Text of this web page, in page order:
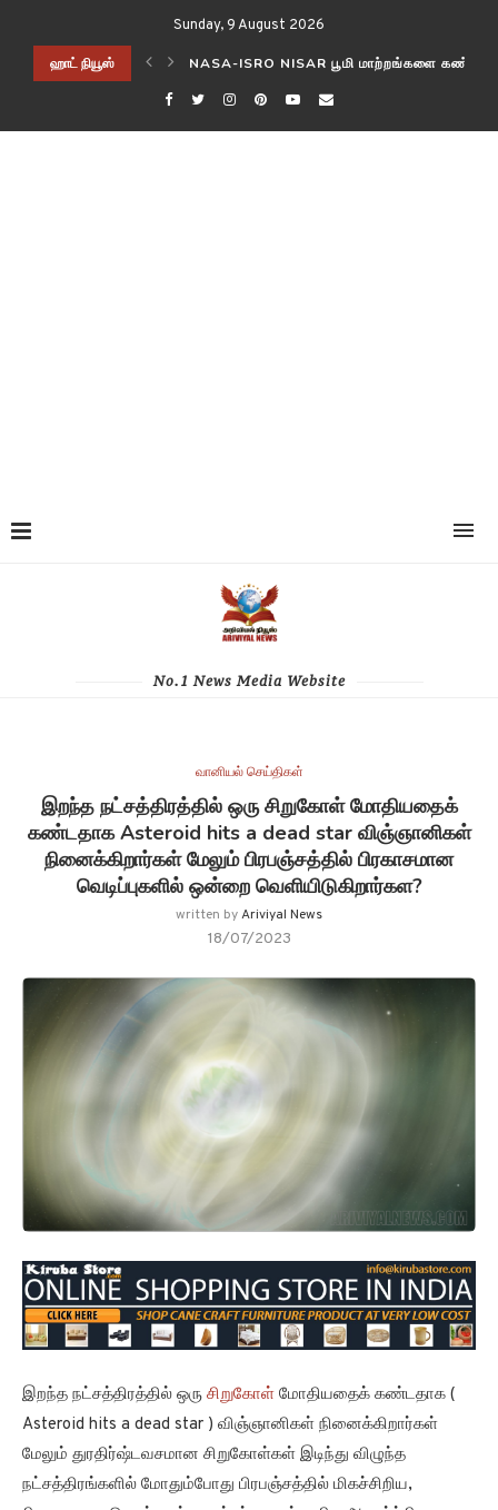
Sunday, 9 August 2026
ஹாட் நியூஸ்
விஞ்ஞானிகள்! NASA-ISRO NISAR பூமி மாற்றங்களை
No.1 News Media Website
வானியல் செய்திகள்
இறந்த நட்சத்திரத்தில் ஒரு சிறுகோள் மோதியதைக்
கண்டதாக Asteroid hits a dead star விஞ்ஞானிகள்
நினைக்கிறார்கள் மேலும் பிரபஞ்சத்தில் பிரகாசமான
வெடிப்புகளில் ஒன்றை வெளியிடுகிறார்கள?
written byAriviyal News
18/07/2023
இறந்த நட்சத்திரத்தில் ஒரு சிறுகோள் மோதியதைக் கண்டதாக (
Asteroid hits a dead star ) விஞ்ஞானிகள் நினைக்கிறார்கள்
மேலும் துரதிர்ஷ்டவசமான சிறுகோள்கள் இடிந்து விழுந்த
நட்சத்திரங்களில் மோதும்போது பிரபஞ்சத்தில் மிகச்சிறிய,